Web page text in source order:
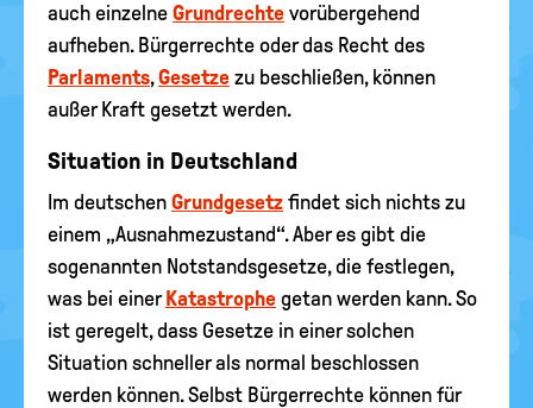
auch einzelne Grundrechte vorübergehend
aufheben. Bürgerrechte oder das Recht des
Parlaments,Gesetze zu beschließen, können
außer Kraft gesetzt werden.
Situation in Deutschland
Im deutschen Grundgesetz findet sich nichts zu
einem „Ausnahmezustand“. Aber es gibt die
sogenannten Notstandsgesetze, die festlegen,
was bei einer Katastrophe getan werden kann. So
ist geregelt, dass Gesetze in einer solchen
Situation schneller als normal beschlossen
werden können. Selbst Bürgerrechte können für